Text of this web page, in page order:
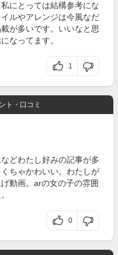
にとっては結構参考にな
ルやアレンジは今風なだ
が多いです。いいなと思
なってます。
1
ト・口コミ
どわたし好みの記事が多
ちゃかわいい。わたしが
動画。arの女の子の雰囲
0